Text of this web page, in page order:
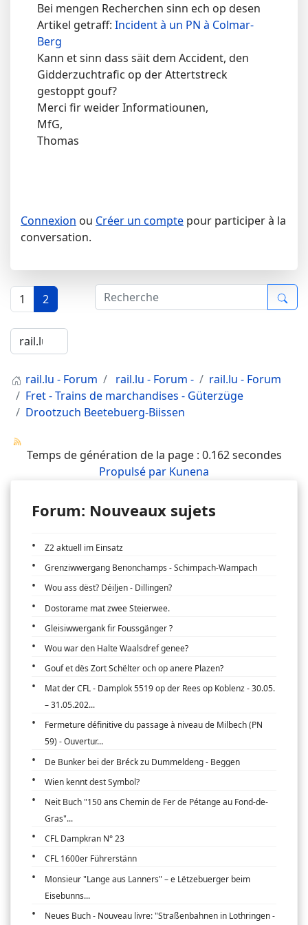
Bei mengen Recherchen sinn ech op desen
Artikel getraff: Incident à un PN à Colmar-
Berg
Kann et sinn dass säit dem Accident, den
Gidderzuchtrafic op der Attertstreck
gestoppt gouf?
Merci fir weider Informatiounen,
MfG,
Thomas
Connexion ou Créer un compte pour participer à la
conversation.
1 2
rail.lu - Forum rail.lu - Forum -
rail.lu - Forum
Fret - Trains de marchandises - Güterzüge
Drootzuch Beetebuerg-Biissen
Temps de génération de la page : 0.162 secondes
Propulsé par Kunena
Forum: Nouveaux sujets
Z2 aktuell im Einsatz
Grenziwwergang Benonchamps - Schimpach-Wampach
Wou ass dëst? Déiljen - Dillingen?
Dostorame mat zwee Steierwee.
Gleisiwwergank fir Foussgänger ?
Wou war den Halte Waalsdref genee?
Gouf et dës Zort Schëlter och op anere Plazen?
Mat der CFL - Damplok 5519 op der Rees op Koblenz - 30.05.
– 31.05.202...
Fermeture définitive du passage à niveau de Milbech (PN
59) - Ouvertur...
De Bunker bei der Bréck zu Dummeldeng - Beggen
Wien kennt dest Symbol?
Neit Buch "150 ans Chemin de Fer de Pétange au Fond-de-
Gras"...
CFL Dampkran N° 23
CFL 1600er Führerstänn
Monsieur "Lange aus Lanners" – e Lëtzebuerger beim
Eisebunns...
Neues Buch - Nouveau livre: "Straßenbahnen in Lothringen -